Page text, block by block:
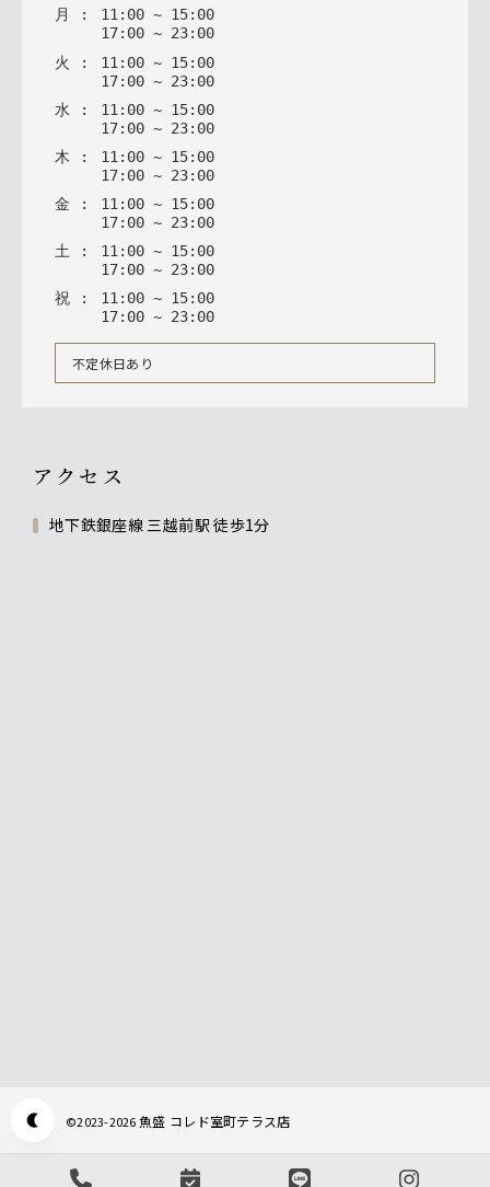
月
: 11: 00 ~ 15: 00
17: 00 ~ 23: 00
火
: 11 : 00 ~ 15: 00
17: 00 ~ 23: 00
水 : 11 : 00 ~ 15: 00
17: 00 ~ 23: 00
木 : 11 : 00 ~ 15: 00
17: 00 ~ 23: 00
金 : 11 : 00 ~ 15: 00
17: 00 ~ 23: 00
土 : 11 : 00 ~ 15: 00
17: 00 ~ 23: 00
祝 : 11: 00 ~ 15: 00
17: 00 ~ 23: 00
不定休日あり
アクセス
地下鉄銀座線 三越前駅 徒歩1分
©2023-2026魚盛 コレド室町テラス店
Appearance mode switch